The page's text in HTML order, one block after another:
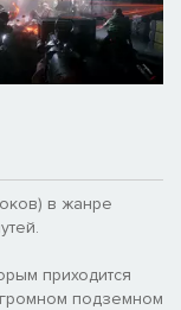
в жанре
приходится
подземном